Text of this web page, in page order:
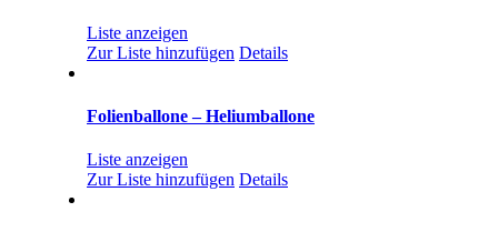
Liste anzeigen
Zur Liste hinzufügen Details
Folienballone – Heliumballone
Liste anzeigen
Zur Liste hinzufügen Details